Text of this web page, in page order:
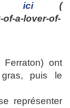
ici (
of-a-lover-of-
ont
puis le
représenter